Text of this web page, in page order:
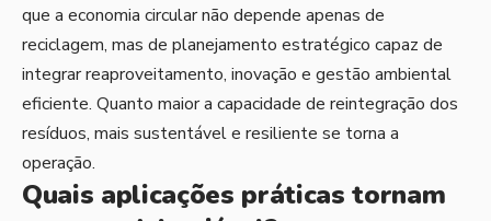
que a economia circular não depende apenas de
reciclagem, mas de planejamento estratégico capaz de
integrar reaproveitamento, inovação e gestão ambiental
eficiente. Quanto maior a capacidade de reintegração dos
resíduos, mais sustentável e resiliente se torna a
operação.
Quais aplicações práticas tornam